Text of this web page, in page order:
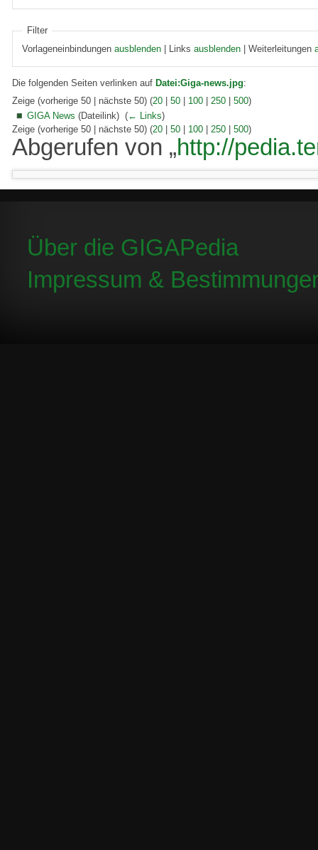
Filter
Vorlageneinbindungenausblenden | Linksausblenden | Weiterleitungen
Die folgenden Seiten verlinken auf Datei:Giga-news.jpg:
Zeige (vorherige 50 | nächste 50) (20 50 100 250 500)
GIGA News (Dateilink) ‎(← Links)
Zeige (vorherige 50 | nächste 50) (20 50 100 250 500)
Abgerufen von „http://
Über die GIGAPedia
Impressum &